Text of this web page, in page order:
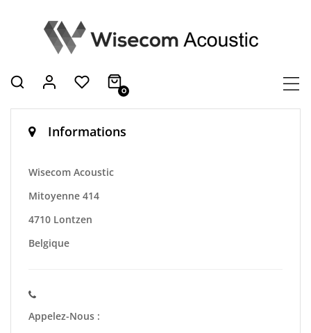
0
Informations
Wisecom Acoustic
Mitoyenne 414
4710 Lontzen
Belgique
Appelez-Nous :